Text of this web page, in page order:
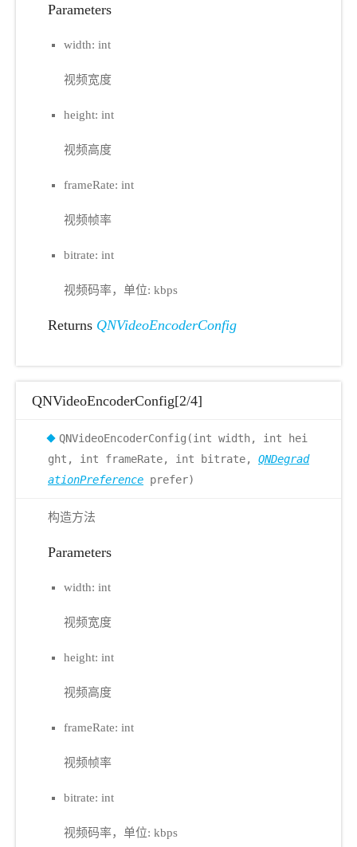
Parameters
width: int
视频宽度
height: int
视频高度
frameRate: int
视频帧率
bitrate: int
视频码率，单位: kbps
Returns QNVideoEncoderConfig
QNVideoEncoderConfig[2/4]
QNVideoEncoderConfig(int width, int hei
ght, int frameRate, int bitrate, QNDegrad
ationPreference prefer)
构造方法
Parameters
width: int
视频宽度
height: int
视频高度
frameRate: int
视频帧率
bitrate: int
视频码率，单位: kbps